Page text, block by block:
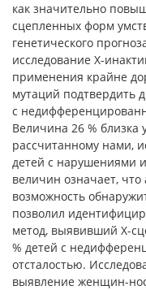
как значительно
сцепленных форм
генетического
исследование Х-
применения крайне
мутаций подтвердить
с
Величина 26 % близка
рассчитанному нами,
детей с нарушениями
величин означает,
возможность
позволил
метод, выявивший Х-
% детей с
отсталостью.
выявление женщин-